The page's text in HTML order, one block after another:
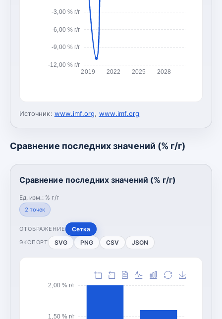
-12,00 % г/г
-9,00 % г/г
-6,00 % г/г
-3,00 % г/г
2019 2022 2025 2028
Источник: www.imf.org, www.imf.org
Сравнение последних значений (% г/г)
Сравнение последних значений (% г/г)
Ед. изм.: % г/г
2 точек
ОТОБРАЖЕНИЕ Сетка
ЭКСПОРТ SVG PNG CSV JSON
1,50 % г/г
2,00 % г/г